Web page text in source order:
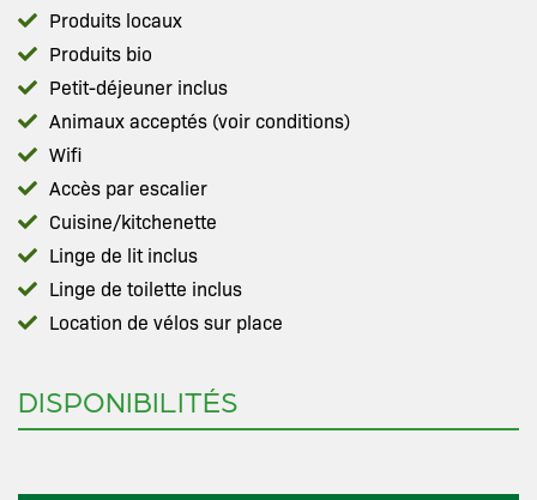
Produits locaux
Produits bio
Petit-déjeuner inclus
Animaux acceptés (voir conditions)
Wifi
Accès par escalier
Cuisine/kitchenette
Linge de lit inclus
Linge de toilette inclus
Location de vélos sur place
DISPONIBILITÉS